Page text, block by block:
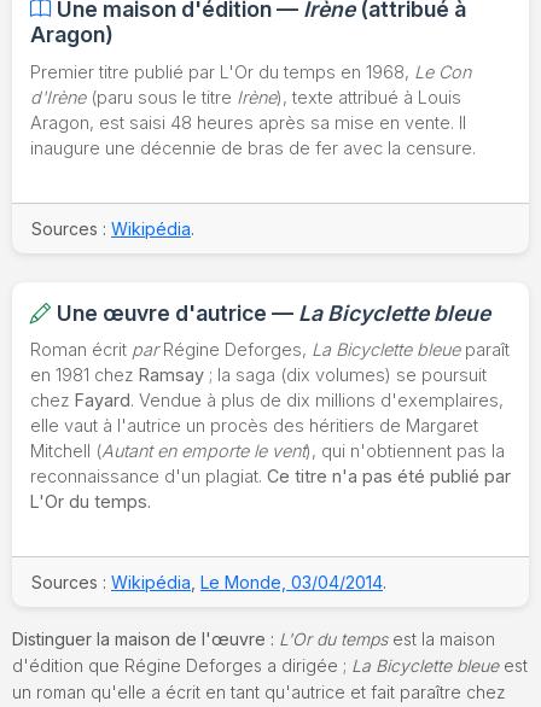
Une maison d'édition — Irène(attribué à
Aragon)
Premier titre publié par L'Or du temps en 1968, Le Con
d'Irène(paru sous le titre Irène), texte attribué à Louis
Aragon, est saisi 48 heures après sa mise en vente. Il
inaugure une décennie de bras de fer avec la censure.
Sources : Wikipédia.
Une œuvre d'autrice — La Bicyclette bleue
Roman écrit parRégine Deforges, La Bicyclette bleueparaît
en 1981 chez Ramsay ; la saga (dix volumes) se poursuit
chez Fayard. Vendue à plus de dix millions d'exemplaires,
elle vaut à l'autrice un procès des héritiers de Margaret
Mitchell (Autant en emporte le vent), qui n'obtiennent pas la
reconnaissance d'un plagiat. Ce titre n'a pas été publié par
L'Or du temps.
Sources : Wikipédia Le Monde, 03/04/2014.
Distinguer la maison de l'œuvre : L'Or du tempsest la maison
d'édition que Régine Deforges a dirigée ; La Bicyclette bleueest
un roman qu'elle a écrit en tant qu'autrice et fait paraître chez